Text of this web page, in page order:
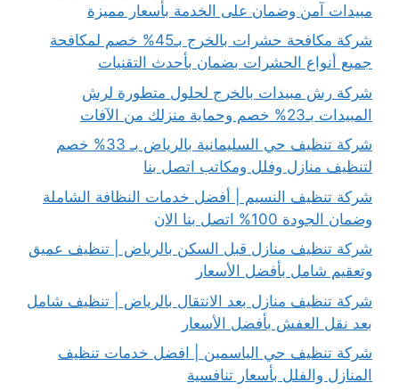
مبيدات آمن وضمان على الخدمة بأسعار مميزة
شركة مكافحة حشرات بالخرج بـ45% خصم لمكافحة
جميع أنواع الحشرات بضمان بأحدث التقنيات
شركة رش مبيدات بالخرج لحلول متطورة لرش
المبيدات بـ23% خصم وحماية منزلك من الآفات
شركة تنظيف حي السليمانية بالرياض بـ 33% خصم
لتنظيف منازل وفلل ومكاتب اتصل بنا
شركة تنظيف النسيم | أفضل خدمات النظافة الشاملة
وضمان الجودة 100% اتصل بنا الان
شركة تنظيف منازل قبل السكن بالرياض | تنظيف عميق
وتعقيم شامل بأفضل الأسعار
شركة تنظيف منازل بعد الانتقال بالرياض | تنظيف شامل
بعد نقل العفش بأفضل الأسعار
شركة تنظيف حي الياسمين | افضل خدمات تنظيف
المنازل والفلل بأسعار تنافسية